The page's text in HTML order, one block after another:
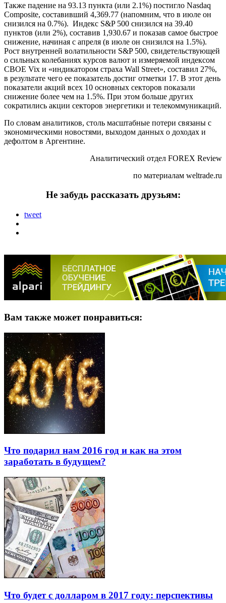
Также падение на 93.13 пункта (или 2.1%) постигло Nasdaq
Composite, составивший 4,369.77 (напомним, что в июле он
снизился на 0.7%). Индекс S&P 500 снизился на 39.40
пунктов (или 2%), составив 1,930.67 и показав самое быстрое
снижение, начиная с апреля (в июле он снизился на 1.5%).
Рост внутренней волатильности S&P 500, свидетельствующей
о сильных колебаниях курсов валют и измеряемой индексом
CBOE Vix и «индикатором страха Wall Street», составил 27%,
в результате чего ее показатель достиг отметки 17. В этот день
показатели акций всех 10 основных секторов показали
снижение более чем на 1.5%. При этом больше других
сократились акции секторов энергетики и телекоммуникаций.
По словам аналитиков, столь масштабные потери связаны с
экономическими новостями, выходом данных о доходах и
дефолтом в Аргентине.
Аналитический отдел FOREX Review
по материалам weltrade.ru
Не забудь рассказать друзьям:
tweet
Вам также может понравиться:
Что подарил нам 2016 год и как на этом
заработать в будущем?
Что будет с долларом в 2017 году: перспективы